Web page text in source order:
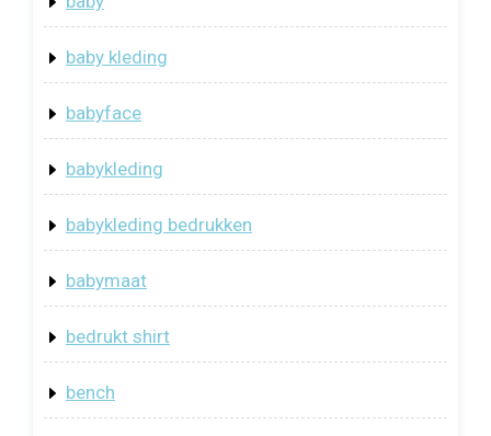
baby kleding
babyface
babykleding
babykleding bedrukken
babymaat
bedrukt shirt
bench